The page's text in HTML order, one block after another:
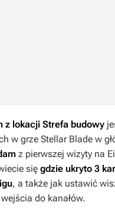
z lokacji Strefa budowy
w grze Stellar Blade w
z pierwszej wizyty na
się gdzie ukryto 3
, a także jak ustawić
do kanałów.